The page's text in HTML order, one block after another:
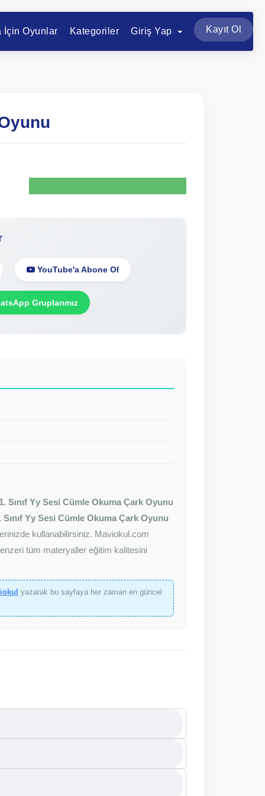
İçin Oyunlar Kategoriler Giriş Yap Kayıt Ol
YouTube'a Abone Ol
Gruplarımız
Sınıf Yy Sesi Cümle Okuma Çark Oyunu
Sınıf Yy Sesi Cümle Okuma Çark Oyunu
kullanabilirsiniz. Maviokul.com
tüm materyaller eğitim kalitesini
yazarak bu sayfaya her zaman en güncel